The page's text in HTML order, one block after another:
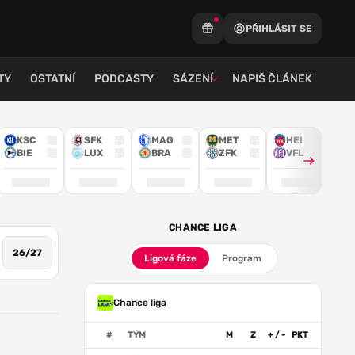
PŘIHLÁSIT SE
OSTATNÍ PODCASTY SÁZENÍ NAPIŠ ČLÁNEK
KSC
BIE
SFK
LUX
MAG
BRA
MET
ZFK
HEI
VFL
26/27
CHANCE LIGA
Ligová fáze Program
Chance liga
# TÝM M Z + / - PKT